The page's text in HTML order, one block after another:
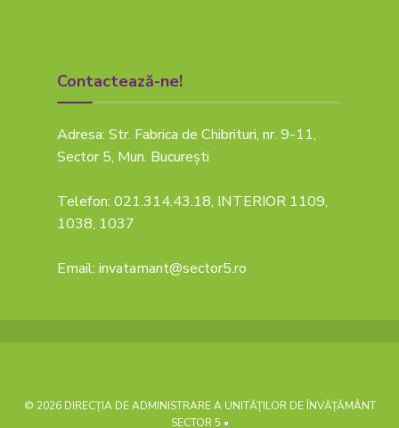
Contactează-ne!
Adresa: Str. Fabrica de Chibrituri, nr. 9-11,
Sector 5, Mun. București
Telefon: 021.314.43.18, INTERIOR 1109,
1038, 1037
Email: invatamant@sector5.ro
© 2026 DIRECȚIA DE ADMINISTRARE A UNITĂȚILOR DE ÎNVĂȚĂMÂNT
SECTOR 5 •